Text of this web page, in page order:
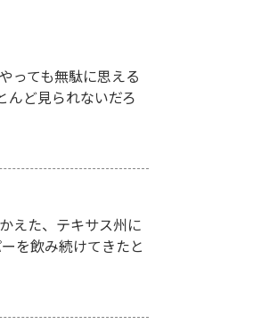
っても無駄に思える
んど見られないだろ
えた、テキサス州に
を飲み続けてきたと